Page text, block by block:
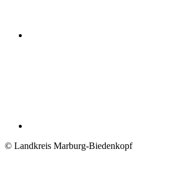
© Landkreis Marburg-Biedenkopf